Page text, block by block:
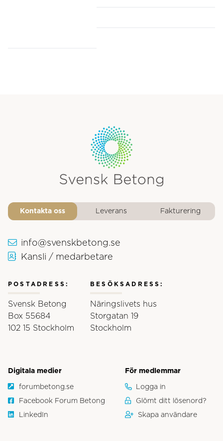
Kontakta oss Leverans Fakturering
info@svenskbetong.se
Kansli / medarbetare
POSTADRESS:
Svensk Betong
Box 55684
102 15 Stockholm
BESÖKSADRESS:
Näringslivets hus
Storgatan 19
Stockholm
Digitala medier
forumbetong.se
Facebook Forum Betong
LinkedIn
För medlemmar
Logga in
Glömt ditt lösenord?
Skapa användare